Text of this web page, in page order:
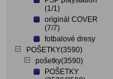
(1/1)
originál COVER
(7/7)
fotbalové dresy
POŠETKY(3590)
pošetky(3590)
POŠETKY